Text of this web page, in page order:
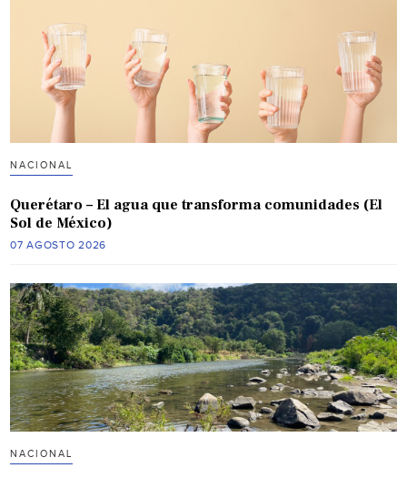
NACIONAL
Querétaro – El agua que transforma comunidades (El
Sol de México)
07 AGOSTO 2026
NACIONAL